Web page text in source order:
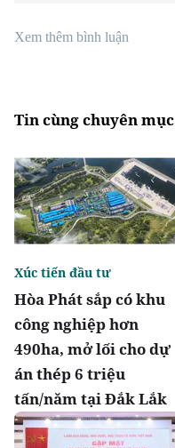
Xem thêm bình luận
Tin cùng chuyên mục
Hòa Phát sắp có khu
công nghiệp hơn
490ha, mở lối cho dự
án thép 6 triệu
tấn/năm tại Đắk Lắk
Xúc tiến đầu tư